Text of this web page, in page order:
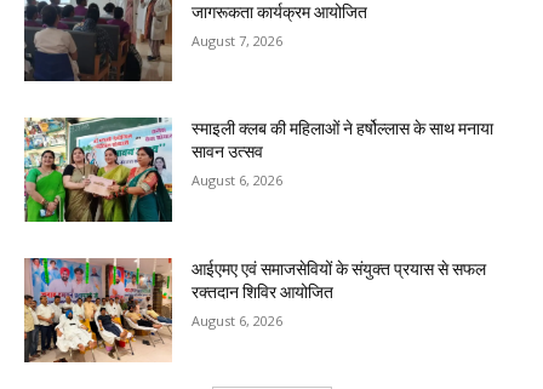
जागरूकता कार्यक्रम आयोजित
August 7, 2026
स्माइली क्लब की महिलाओं ने हर्षोल्लास के साथ मनाया
सावन उत्सव
August 6, 2026
आईएमए एवं समाजसेवियों के संयुक्त प्रयास से सफल
रक्तदान शिविर आयोजित
August 6, 2026